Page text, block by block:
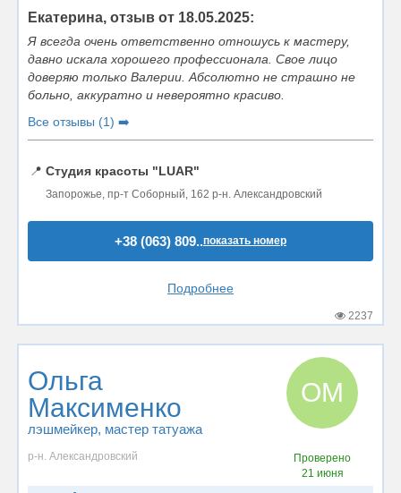
Екатерина, отзыв от 18.05.2025:
Я всегда очень ответственно отношусь к мастеру,
давно искала хорошего профессионала. Свое лицо
доверяю только Валерии. Абсолютно не страшно не
больно, аккуратно и невероятно красиво.
Все отзывы (1) ➡️
📍 Студия красоты "LUAR"
Запорожье, пр-т Соборный, 162 р-н. Александровский
+38 (063) 809..показать номер
Подробнее
2237
Ольга
Максименко
лэшмейкер, мастер татуажа
ОМ
р-н. Александровский
Проверено
21 июня